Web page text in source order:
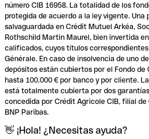
número CIB 16958. La totalidad de los
protegida de acuerdo a la ley vigente.
salvaguardada en Crédit Mutuel Arkéa,
Rothschild Martin Maurel, bien invertida
calificados, cuyos títulos
Générale. En caso de insolvencia de uno
depósitos están cubiertos por el Fondo de
hasta 100.000 € por banco y por cliente.
está totalmente cubierta por dos
concedida por Crédit Agricole CIB, filial
BNP Paribas.
👋 ¡Hola! ¿Necesitas ayuda?